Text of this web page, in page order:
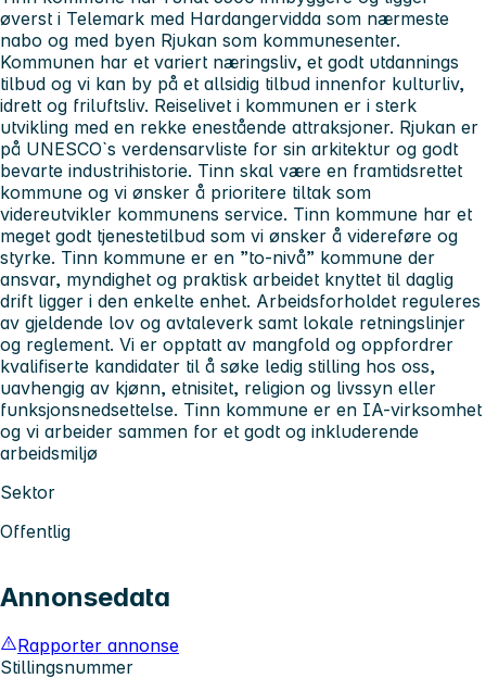
øverst i Telemark med Hardangervidda som nærmeste
nabo og med byen Rjukan som kommunesenter.
Kommunen har et variert næringsliv, et godt utdannings
tilbud og vi kan by på et allsidig tilbud innenfor kulturliv,
idrett og friluftsliv. Reiselivet i kommunen er i sterk
utvikling med en rekke enestående attraksjoner. Rjukan er
på UNESCO`s verdensarvliste for sin arkitektur og godt
bevarte industrihistorie. Tinn skal være en framtidsrettet
kommune og vi ønsker å prioritere tiltak som
videreutvikler kommunens service. Tinn kommune har et
meget godt tjenestetilbud som vi ønsker å videreføre og
styrke. Tinn kommune er en ”to-nivå” kommune der
ansvar, myndighet og praktisk arbeidet knyttet til daglig
drift ligger i den enkelte enhet. Arbeidsforholdet reguleres
av gjeldende lov og avtaleverk samt lokale retningslinjer
og reglement. Vi er opptatt av mangfold og oppfordrer
kvalifiserte kandidater til å søke ledig stilling hos oss,
uavhengig av kjønn, etnisitet, religion og livssyn eller
funksjonsnedsettelse. Tinn kommune er en IA-virksomhet
og vi arbeider sammen for et godt og inkluderende
arbeidsmiljø
Sektor
Offentlig
Annonsedata
Rapporter annonse
Stillingsnummer